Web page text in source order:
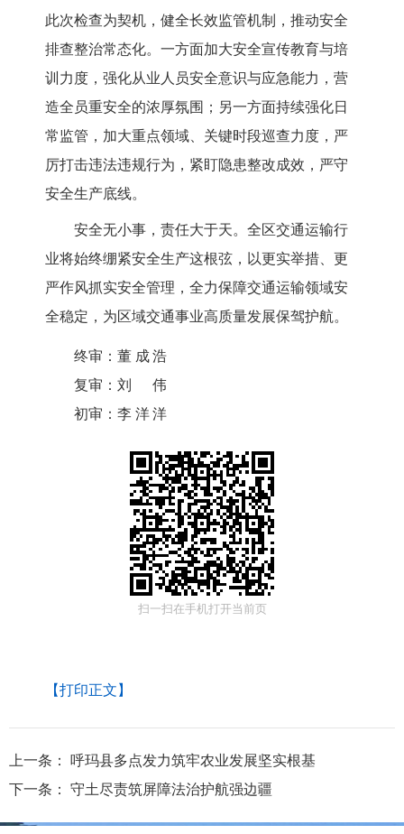
此次检查为契机，健全长效监管机制，推动安全
排查整治常态化。一方面加大安全宣传教育与培
训力度，强化从业人员安全意识与应急能力，营
造全员重安全的浓厚氛围；另一方面持续强化日
常监管，加大重点领域、关键时段巡查力度，严
厉打击违法违规行为，紧盯隐患整改成效，严守
安全生产底线。
安全无小事，责任大于天。全区交通运输行
业将始终绷紧安全生产这根弦，以更实举措、更
严作风抓实安全管理，全力保障交通运输领域安
全稳定，为区域交通事业高质量发展保驾护航。
终审： 董成浩
复审： 刘伟
初审： 李洋洋
扫一扫在手机打开当前页
【打印正文】
上一条：
呼玛县多点发力筑牢农业发展坚实根基
下一条：
守土尽责筑屏障法治护航强边疆